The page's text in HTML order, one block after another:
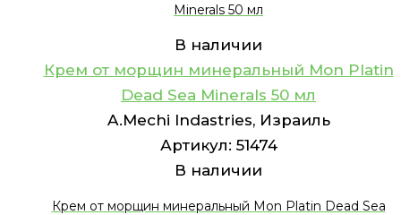
Minerals 50 мл
В наличии
Крем от морщин минеральный Mon Platin
Dead Sea Minerals 50 мл
A.Mechi Indastries, Израиль
Артикул: 51474
В наличии
Крем от морщин минеральный Mon Platin Dead Sea